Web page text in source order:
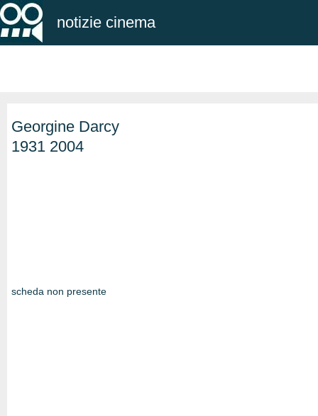
notizie cinema
Georgine Darcy
1931 2004
scheda non presente